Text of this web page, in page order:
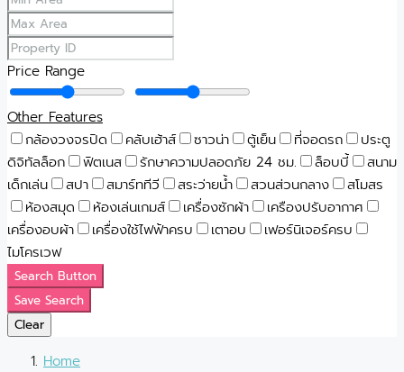
Price Range
Other Features
กล้องวงจรปิด
คลับเฮ้าส์ ซาวน่า ตู้เย็น ที่จอดรถ
ประตู
ดิจิทัลล็อก
ฟิตเนส รักษาความปลอดภัย 24 ชม. ล็อบบี้
สนาม
เด็กเล่น
สปา สมาร์ททีวี สระว่ายน้ำ สวนส่วนกลาง
สโมสร
ห้องสมุด
ห้องเล่นเกมส์ เครื่องซักผ้า
เครืองปรับอากาศ
เครื่องอบผ้า
เครื่องใช้ไฟฟ้าครบ เตาอบ
เฟอร์นิเจอร์ครบ
ไมโครเวฟ
Search Button
Save Search
Clear
Home